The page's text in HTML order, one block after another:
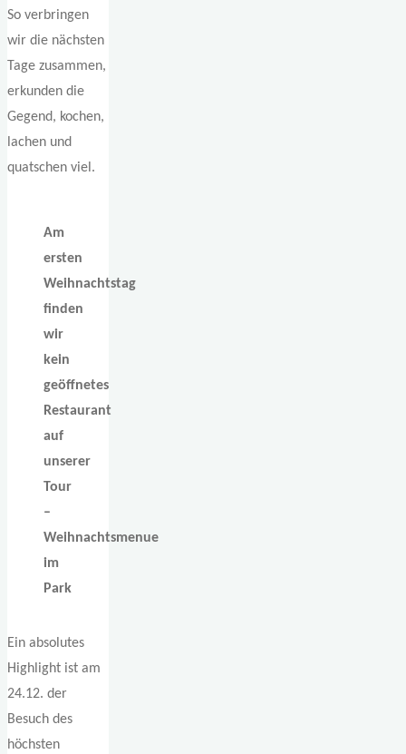
So verbringen
wir die nächsten
Tage zusammen,
erkunden die
Gegend, kochen,
lachen und
quatschen viel.
Am
ersten
Weihnachtstag
finden
wir
kein
geöffnetes
Restaurant
auf
unserer
Tour
–
Weihnachtsmenue
im
Park
Ein absolutes
Highlight ist am
24.12. der
Besuch des
höchsten